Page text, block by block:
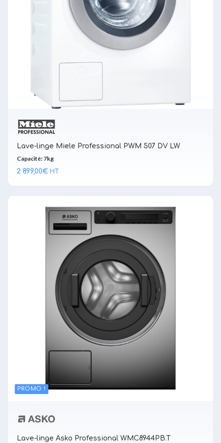
Lave-linge Miele Professional PWM 507 DV LW
Capacité: 7kg
2 899,00€ HT
PROMO !
Lave-linge Asko Professional WMC8944PB.T